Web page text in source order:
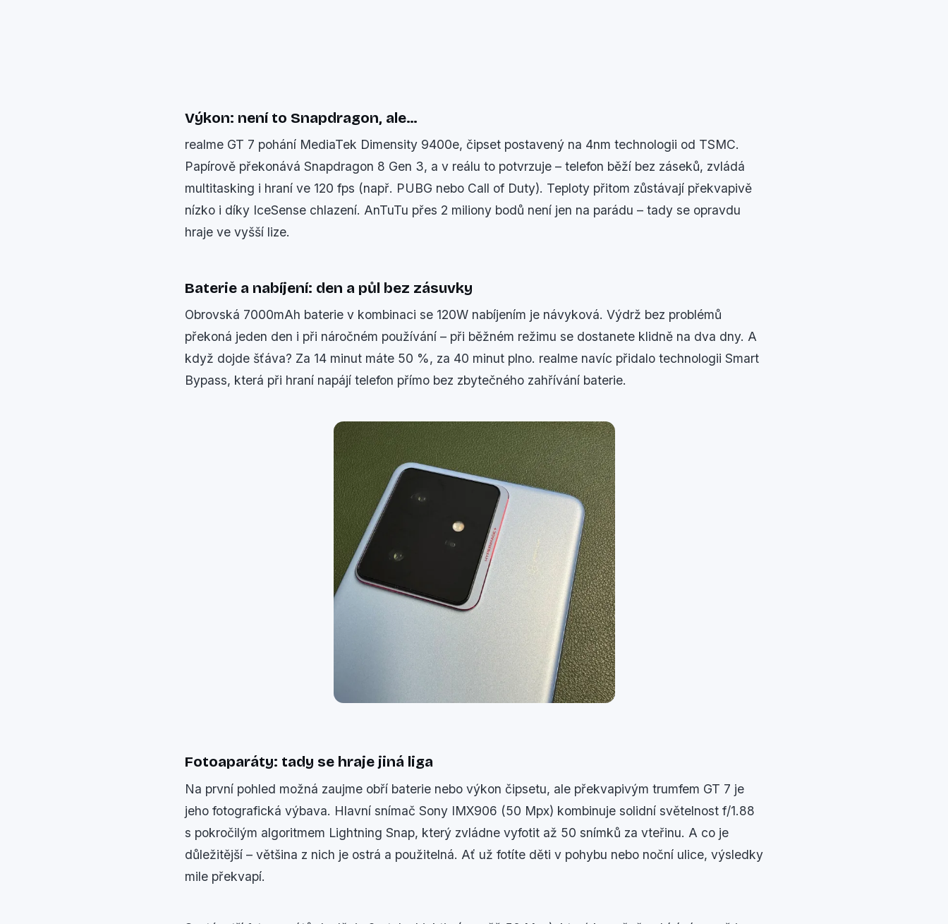
Výkon: není to Snapdragon, ale…
realme GT 7 pohání MediaTek Dimensity 9400e, čipset postavený na 4nm technologii od TSMC.
Papírově překonává Snapdragon 8 Gen 3, a v reálu to potvrzuje – telefon běží bez záseků, zvládá
multitasking i hraní ve 120 fps (např. PUBG nebo Call of Duty). Teploty přitom zůstávají překvapivě
nízko i díky IceSense chlazení. AnTuTu přes 2 miliony bodů není jen na parádu – tady se opravdu
hraje ve vyšší lize.
Baterie a nabíjení: den a půl bez zásuvky
Obrovská 7000mAh baterie v kombinaci se 120W nabíjením je návyková. Výdrž bez problémů
překoná jeden den i při náročném používání – při běžném režimu se dostanete klidně na dva dny. A
když dojde šťáva? Za 14 minut máte 50 %, za 40 minut plno. realme navíc přidalo technologii Smart
Bypass, která při hraní napájí telefon přímo bez zbytečného zahřívání baterie.
Fotoaparáty: tady se hraje jiná liga
Na první pohled možná zaujme obří baterie nebo výkon čipsetu, ale překvapivým trumfem GT 7 je
jeho fotografická výbava. Hlavní snímač Sony IMX906 (50 Mpx) kombinuje solidní světelnost f/1.88
s pokročilým algoritmem Lightning Snap, který zvládne vyfotit až 50 snímků za vteřinu. A co je
důležitější – většina z nich je ostrá a použitelná. Ať už fotíte děti v pohybu nebo noční ulice, výsledky
mile překvapí.